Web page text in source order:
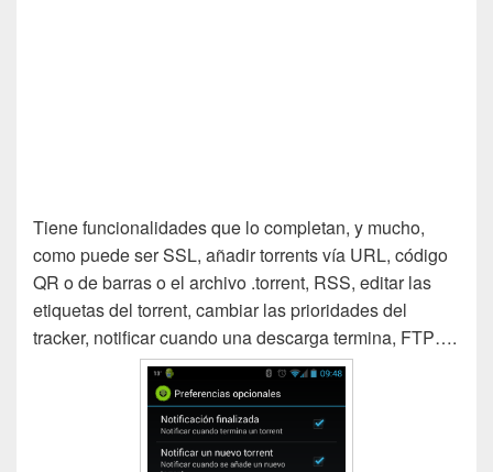
Tiene funcionalidades que lo completan, y mucho,
como puede ser SSL, añadir torrents vía URL, código
QR o de barras o el archivo .torrent, RSS, editar las
etiquetas del torrent, cambiar las prioridades del
tracker, notificar cuando una descarga termina, FTP….